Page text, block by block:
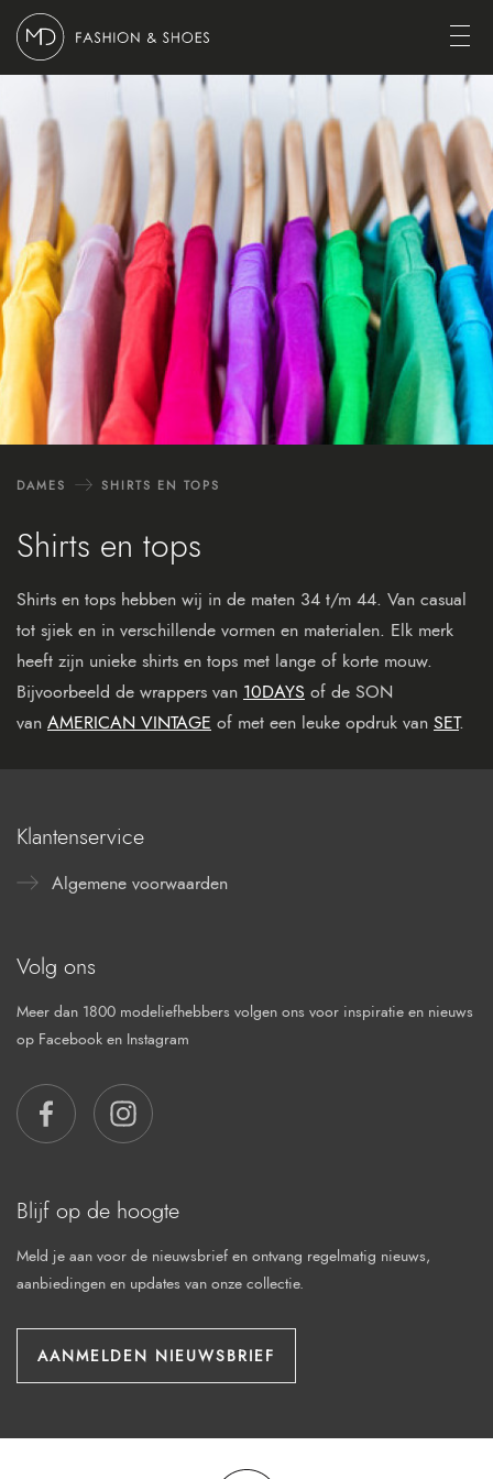
Ga naar content
DAMES SHIRTS EN TOPS
Shirts en tops
Shirts en tops hebben wij in de maten 34 t/m 44. Van casual
tot sjiek en in verschillende vormen en materialen. Elk merk
heeft zijn unieke shirts en tops met lange of korte mouw.
Bijvoorbeeld de wrappers van 10DAYS of de SON
van AMERICAN VINTAGE of met een leuke opdruk van SET.
Klantenservice
Algemene voorwaarden
Volg ons
Meer dan 1800 modeliefhebbers volgen ons voor inspiratie en nieuws
op Facebook en Instagram
FACEBOOKINSTAGRAM
Blijf op de hoogte
Meld je aan voor de nieuwsbrief en ontvang regelmatig nieuws,
aanbiedingen en updates van onze collectie.
AANMELDEN NIEUWSBRIEF